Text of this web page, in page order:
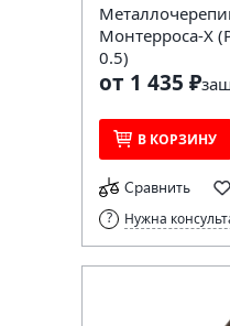
Монтерроса-X
0.5)
от 1 435 ₽за
В КОРЗИНУ
Сравнить
Нужна